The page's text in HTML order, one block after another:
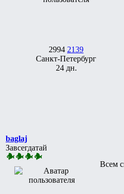
2994 2139
Санкт-Петербург
24 дн.
baglaj
Завсегдатай
Всем